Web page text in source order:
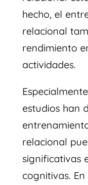
hecho, el
relacional
rendimiento
actividades.
estudios han
relacional
significativas
cognitivas.